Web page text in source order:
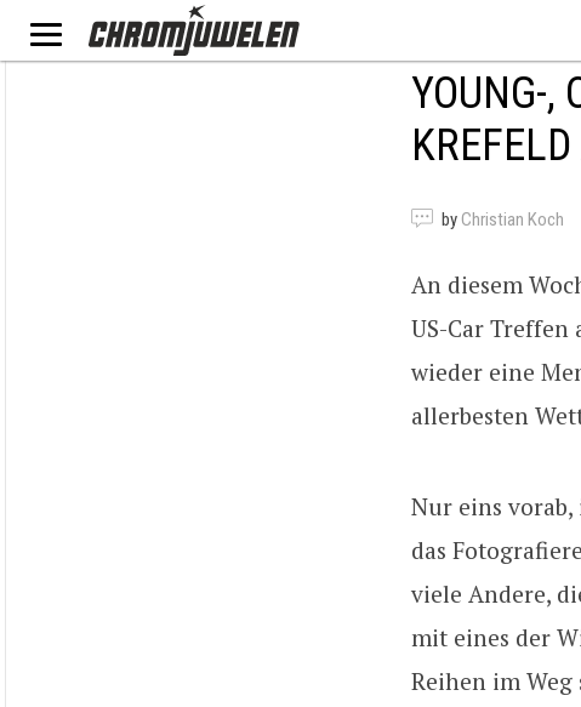
YOUNG-,
by Christian Koch
An diesem
US-Car
wieder eine
allerbesten
Nur eins
das
viele Andere,
mit eines der
Reihen im